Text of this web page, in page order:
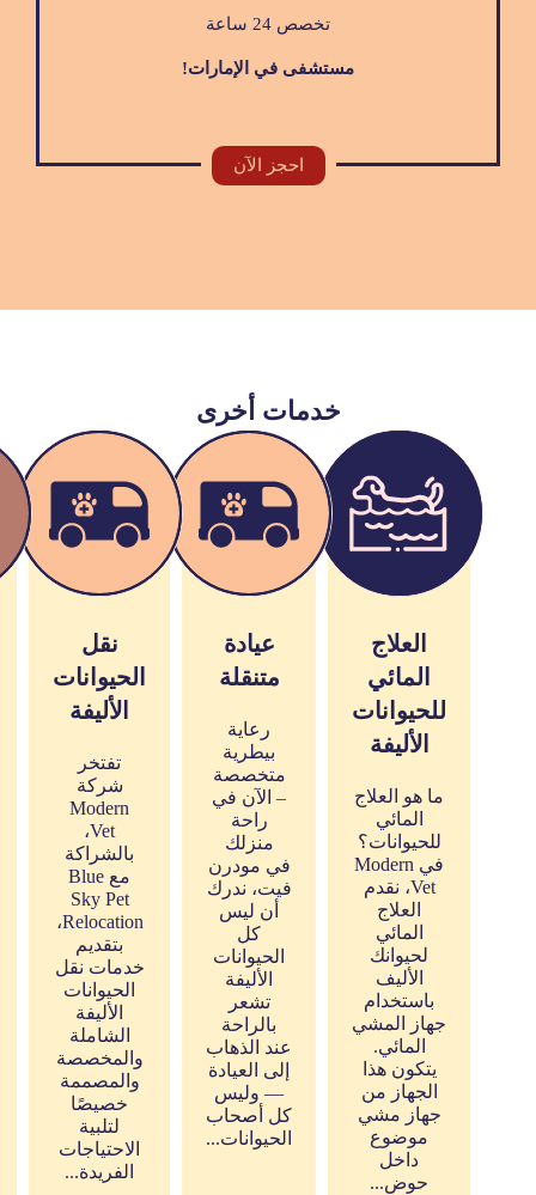
تخصص 24 ساعة
مستشفى في الإمارات!
احجز الآن
خدمات أخرى
العلاج
المائي
للحيوانات
الأليفة
ما هو العلاج
المائي
للحيوانات؟
في Modern
Vet، نقدم
العلاج
المائي
لحيوانك
الأليف
باستخدام
جهاز المشي
المائي.
يتكون هذا
الجهاز من
جهاز مشي
موضوع
داخل
حوض...
عيادة
متنقلة
رعاية
بيطرية
متخصصة
– الآن في
راحة
منزلك
في مودرن
فيت، ندرك
أن ليس
كل
الحيوانات
الأليفة
تشعر
بالراحة
عند الذهاب
إلى العيادة
— وليس
كل أصحاب
الحيوانات...
نقل
الحيوانات
الأليفة
تفتخر
شركة
Modern
Vet،
بالشراكة
مع Blue
Sky Pet
Relocation،
بتقديم
خدمات نقل
الحيوانات
الأليفة
الشاملة
والمخصصة
والمصممة
خصيصًا
لتلبية
الاحتياجات
الفريدة...